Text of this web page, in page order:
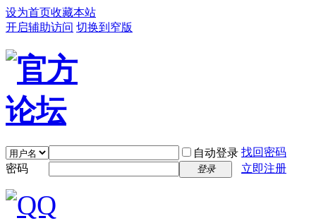
设为首页收藏本站
开启辅助访问 切换到窄版
自动登录 找回密码
密码
登录 立即注册